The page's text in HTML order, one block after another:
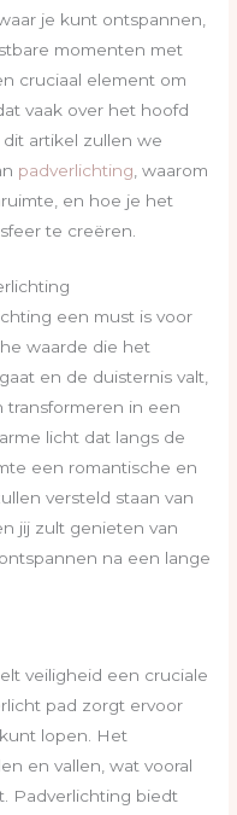
je kunt ontspannen,
momenten met
cruciaal element om
vaak over het hoofd
artikel zullen we
padverlichting , waarom
en hoe je het
te creëren.
een must is voor
waarde die het
en de duisternis valt,
transformeren in een
licht dat langs de
een romantische en
versteld staan van
jij zult genieten van
na een lange
veiligheid een cruciale
pad zorgt ervoor
lopen. Het
en vallen, wat vooral
Padverlichting biedt